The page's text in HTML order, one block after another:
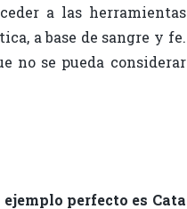
a las herramientas
a base de sangre y fe.
no se pueda considerar
perfecto es Cata